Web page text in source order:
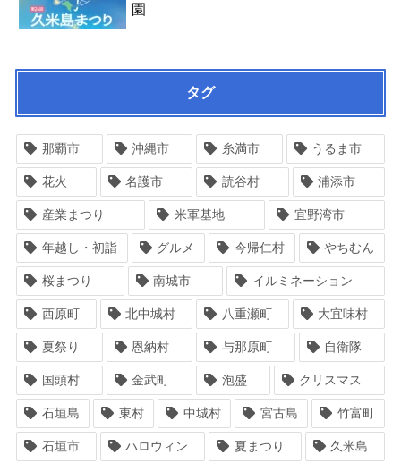
園
タグ
那覇市 沖縄市 糸満市 うるま市
花火 名護市 読谷村 浦添市
産業まつり 米軍基地 宜野湾市
年越し・初詣 グルメ 今帰仁村 やちむん
桜まつり 南城市 イルミネーション
西原町 北中城村 八重瀬町 大宜味村
夏祭り 恩納村 与那原町 自衛隊
国頭村 金武町 泡盛 クリスマス
石垣島 東村 中城村 宮古島 竹富町
石垣市 ハロウィン 夏まつり 久米島